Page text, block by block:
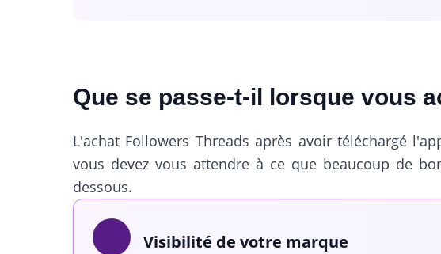
Que se passe-t-il lorsque vous
L'achat Followers Threads après avoir téléchargé
vous devez vous attendre à ce que beaucoup de
dessous.
Visibilité de votre marque